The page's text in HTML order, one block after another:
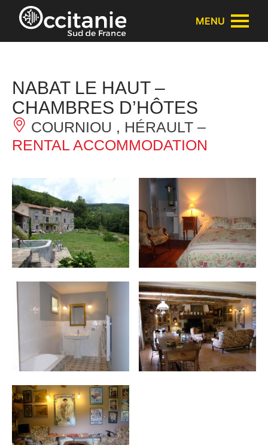
Cookies management panel
MENU
NABAT LE HAUT –
CHAMBRES D’HÔTES
COURNIOU , HÉRAULT –
RENTAL ACCOMMODATION